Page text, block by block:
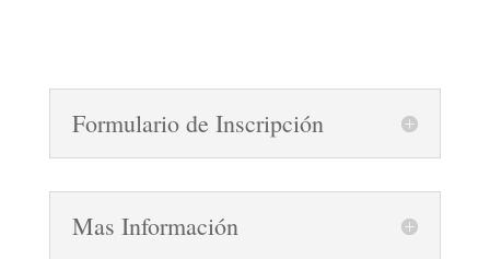
Formulario de Inscripción
Mas Información